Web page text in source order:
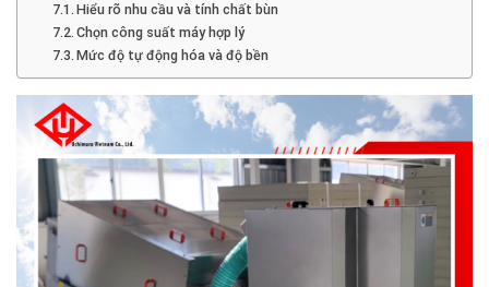
Hiểu rõ nhu cầu và tính chất bùn
Chọn công suất máy hợp lý
Mức độ tự động hóa và độ bền